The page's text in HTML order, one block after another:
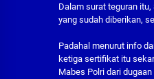
Dalam surat teguran
yang sudah diberikan,
Padahal menurut info
ketiga sertifikat itu
Mabes Polri dari